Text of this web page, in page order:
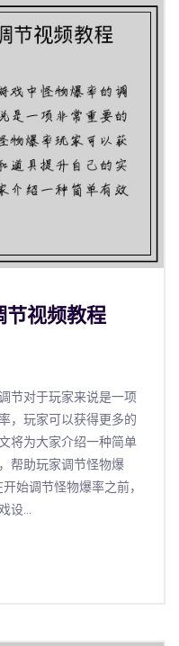
节视频教程
节对于玩家来说是一项
，玩家可以获得更多的
将为大家介绍一种简单
帮助玩家调节怪物爆
始调节怪物爆率之前，
设...